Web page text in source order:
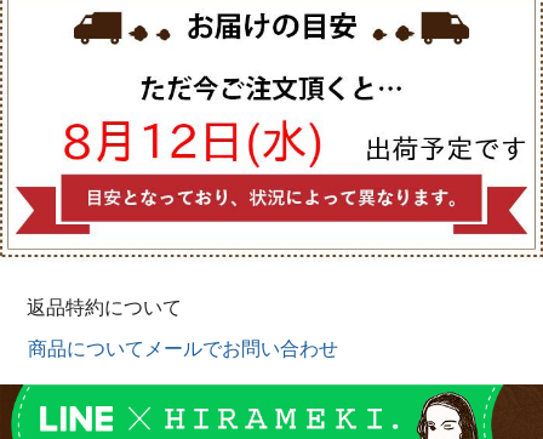
返品特約について
商品についてメールでお問い合わせ